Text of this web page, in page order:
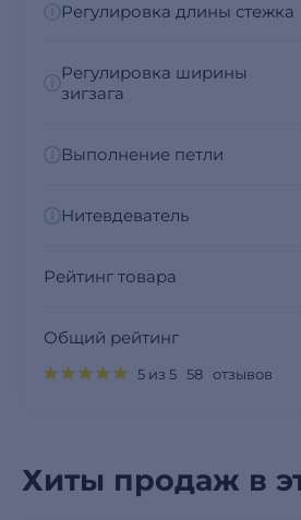
Регулировка длины стежка
Регулировка ширины
зигзага
Выполнение петли
Нитевдеватель
Рейтинг товара
Общий рейтинг
5 из 5 58 отзывов
Хиты продаж в